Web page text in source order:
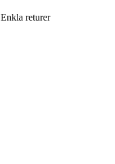
Enkla returer